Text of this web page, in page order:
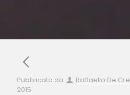
Pubblicato da Raffaello De
2015